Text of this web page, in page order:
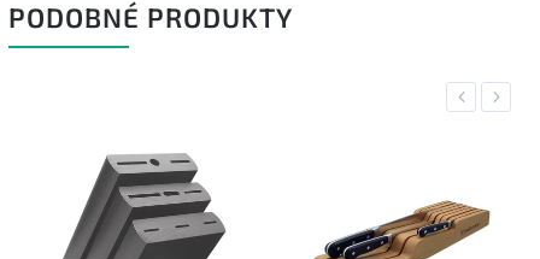
PODOBNÉ PRODUKTY
Previous
Next